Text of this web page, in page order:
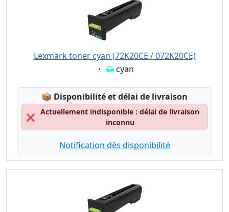
Lexmark toner cyan (72K20CE / 072K20CE)
Eigenschaft:
cyan
📦 Lagerstatus:
Disponibilité et délai de livraison
❌
Actuellement indisponible : délai de livraison
inconnu
Notification dès disponibilité